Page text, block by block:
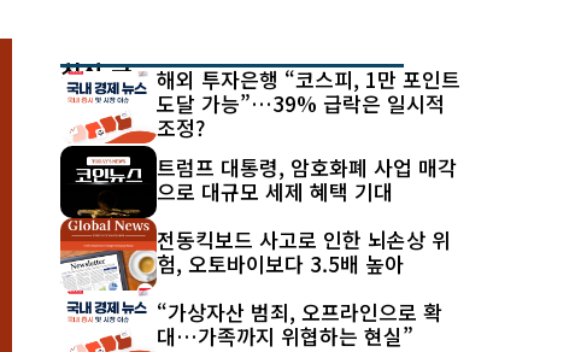
최신 글
해외 투자은행 “코스피, 1만 포인트
도달 가능”…39% 급락은 일시적
조정?
트럼프 대통령, 암호화폐 사업 매각
으로 대규모 세제 혜택 기대
전동킥보드 사고로 인한 뇌손상 위
험, 오토바이보다 3.5배 높아
“가상자산 범죄, 오프라인으로 확
대…가족까지 위협하는 현실”